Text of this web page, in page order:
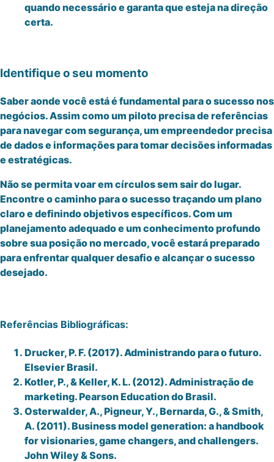
quando necessário e garanta que esteja na direção
certa.
Identifique o seu momento
Saber aonde você está é fundamental para o sucesso nos
negócios. Assim como um piloto precisa de referências
para navegar com segurança, um empreendedor precisa
de dados e informações para tomar decisões informadas
e estratégicas.
Não se permita voar em círculos sem sair do lugar.
Encontre o caminho para o sucesso traçando um plano
claro e definindo objetivos específicos. Com um
planejamento adequado e um conhecimento profundo
sobre sua posição no mercado, você estará preparado
para enfrentar qualquer desafio e alcançar o sucesso
desejado.
Referências Bibliográficas:
Drucker, P. F. (2017). Administrando para o futuro.
Elsevier Brasil.
Kotler, P., & Keller, K. L. (2012). Administração de
marketing. Pearson Education do Brasil.
Osterwalder, A., Pigneur, Y., Bernarda, G., & Smith,
A. (2011). Business model generation: a handbook
for visionaries, game changers, and challengers.
John Wiley & Sons.